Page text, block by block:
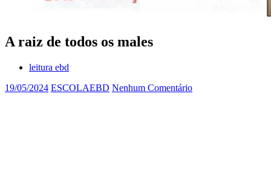
A raiz de todos os males
leitura ebd
19/05/2024 ESCOLAEBD Nenhum Comentário